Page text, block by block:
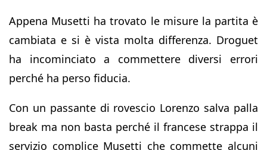
Appena Musetti ha trovato le misure la partita è
cambiata e si è vista molta differenza. Droguet
ha incominciato a commettere diversi errori
perché ha perso fiducia.
Con un passante di rovescio Lorenzo salva palla
break ma non basta perché il francese strappa il
servizio complice Musetti che commette alcuni